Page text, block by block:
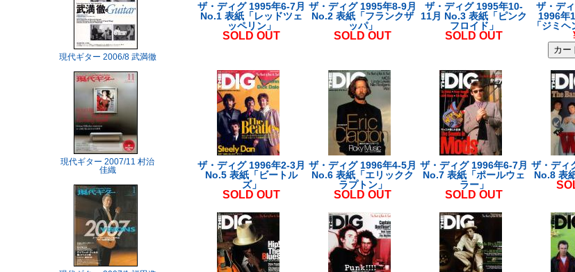
現代ギター 2006/8 武満徹
現代ギター 2007/11 村治
佳織
ザ・ディグ 1995年6-7月
No.1 表紙「レッドツェ
ッペリン」
SOLD OUT
ザ・ディグ 1995年8-9月
No.2 表紙「フランクザ
ッパ」
SOLD OUT
ザ・ディグ 1995年10-
11月 No.3 表紙「ピンク
フロイド」
SOLD OUT
ザ・デ
1996年
「ジミヘ
ザ・ディグ 1996年2-3月
No.5 表紙「ビートル
ズ」
SOLD OUT
ザ・ディグ 1996年4-5月
No.6 表紙「エリックク
ラプトン」
SOLD OUT
ザ・ディグ 1996年6-7月
No.7 表紙「ポールウェ
ラー」
SOLD OUT
ザ・ディ
No.8 表